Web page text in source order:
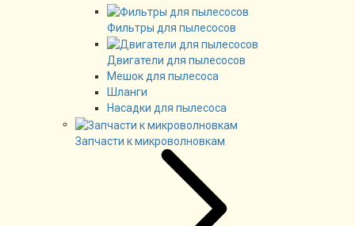
Фильтры для пылесосов
Двигатели для пылесосов
Мешок для пылесоса
Шланги
Насадки для пылесоса
Запчасти к микроволновкам